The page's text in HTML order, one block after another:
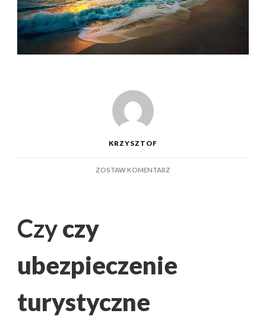
KRZYSZTOF
ZOSTAW KOMENTARZ
OCHRONY
Czyczy
ubezpieczenie
turystyczne